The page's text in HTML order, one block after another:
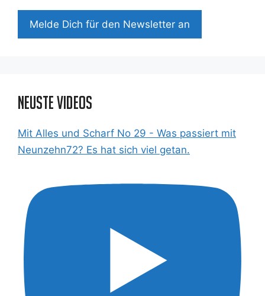
Mel­de Dich für den News­let­ter an
Neuste Videos
Mit Alles und Scharf No 29 - Was passiert mit
Neunzehn72? Es hat sich viel getan.